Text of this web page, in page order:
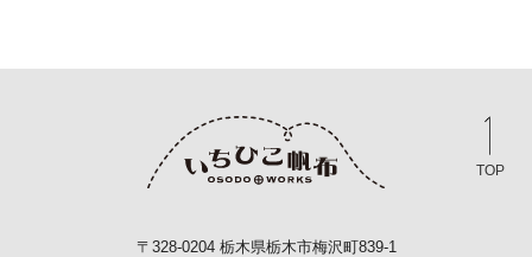
TOP
〒328-0204 栃木県栃木市梅沢町839-1